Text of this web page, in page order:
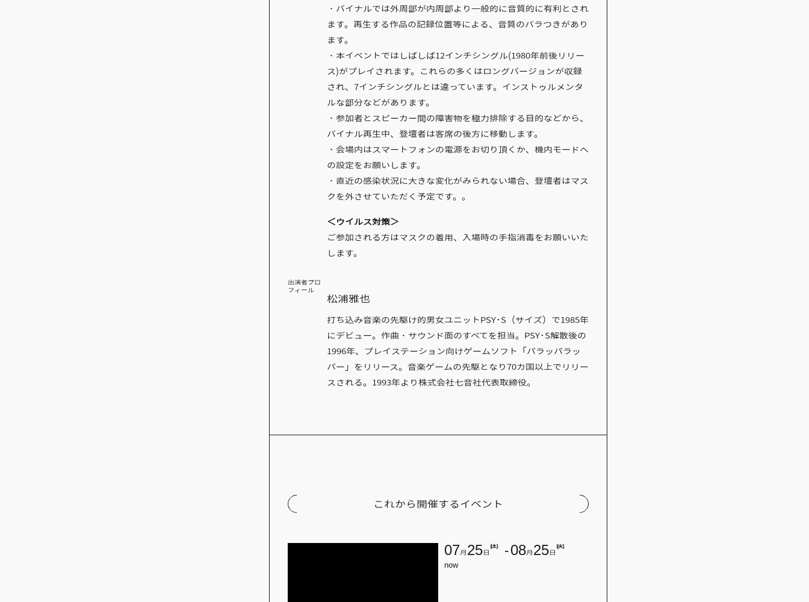
・バイナルでは外周部が内周部より一般的に音質的に有利とされ
ます。再生する作品の記録位置等による、音質のバラつきがあり
ます。
・本イベントではしばしば12インチシングル(1980年前後リリー
ス)がプレイされます。これらの多くはロングバージョンが収録
され、7インチシングルとは違っています。インストゥルメンタ
ルな部分などがあります。
・参加者とスピーカー間の障害物を極力排除する目的などから、
バイナル再生中、登壇者は客席の後方に移動します。
・会場内はスマートフォンの電源をお切り頂くか、機内モードへ
の設定をお願いします。
・直近の感染状況に大きな変化がみられない場合、登壇者はマス
クを外させていただく予定です。。
＜ウイルス対策＞
ご参加される方はマスクの着用、入場時の手指消毒をお願いいた
します。
出演者プロ
フィール
松浦雅也
打ち込み音楽の先駆け的男女ユニットPSY･S（サイズ）で1985年
にデビュー。作曲・サウンド面のすべてを担当。PSY･S解散後の
1996年、プレイステーション向けゲームソフト「パラッパラッ
パー」をリリース。音楽ゲームの先駆となり70カ国以上でリリー
スされる。1993年より株式会社七音社代表取締役。
これから開催するイベント
07月25日
(土) 08月25日
(火)
now